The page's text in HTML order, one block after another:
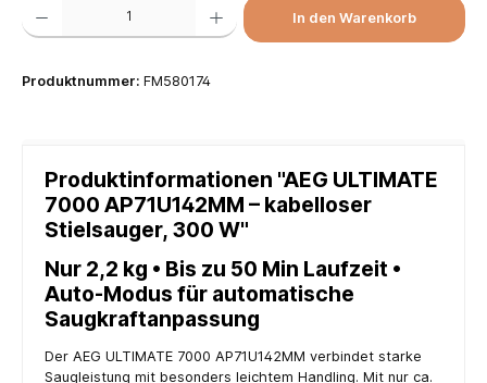
In den Warenkorb
Produktnummer: FM580174
Produktinformationen "AEG ULTIMATE
7000 AP71U142MM – kabelloser
Stielsauger, 300 W"
Nur 2,2 kg • Bis zu 50 Min Laufzeit •
Auto-Modus für automatische
Saugkraftanpassung
Der AEG ULTIMATE 7000 AP71U142MM verbindet starke
Saugleistung mit besonders leichtem Handling. Mit nur ca.